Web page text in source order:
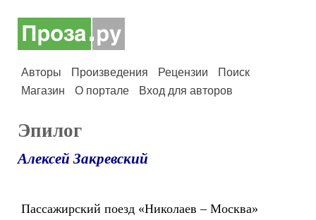
Авторы Произведения Рецензии
Поиск
Магазин
О портале Вход для авторов
Эпилог
Алексей Закревский
Пассажирский поезд «Николаев – Москва»